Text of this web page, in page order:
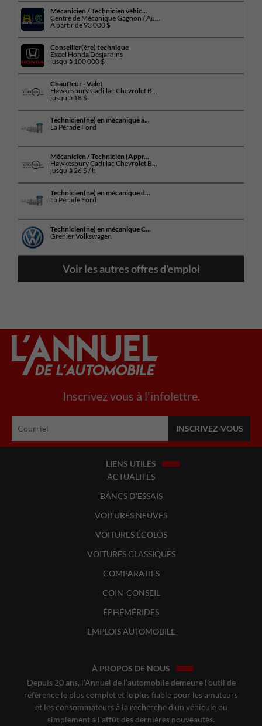
Mécanicien / Technicien véhic...
Centre de Mécanique Gagnon / Au...
À partir de 93 000 $
Conseiller(ère) technique
Excel Honda Desjardins
jusqu'à 100 000 $
Chauffeur - Valet
Hawkesbury Cadillac Chevrolet B...
jusqu'à 18 $
Technicien(ne) en mécanique a...
La Pérade Ford
Mécanicien / Technicien (Appr...
Hawkesbury Cadillac Chevrolet B...
jusqu'à26 $ / h
Technicien(ne) en mécanique d...
La Pérade Ford
Technicien(ne) en mécanique C...
Grenier Volkswagen
Voir les autres offres d'emploi
Inscrivez vous à l'infolettre.
LIENS UTILES
ACTUALITÉS
BANCS D'ESSAIS
VOITURES NEUVES
VOITURES ÉCOLOS
VOITURES CLASSIQUES
COMPARATIFS
COIN-CONSEIL
ÉPHÉMÉRIDES
EMPLOIS AUTOMOBILE
À PROPOS DE NOUS
Depuis 20 ans, l’Annuel de l’automobile demeure l’outil de
référence le plus complet et le plus fiable pour les amateurs
et les consommateurs à la recherche d’un véhicule ou
simplement à l’affût des dernières nouveautés.